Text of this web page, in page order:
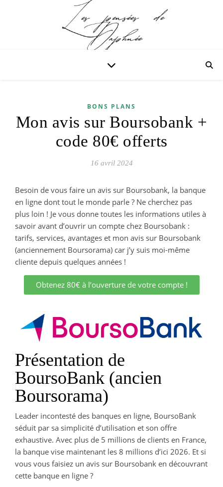
BONS PLANS
Mon avis sur Boursobank +
code 80€ offerts
16 avril 2024
Besoin de vous faire un avis sur Boursobank, la banque
en ligne dont tout le monde parle ? Ne cherchez pas
plus loin ! Je vous donne toutes les informations utiles à
savoir avant d’ouvrir un compte chez Boursobank :
tarifs, services, avantages et mon avis sur Boursobank
(anciennement Boursorama) car j’y suis moi-même
cliente depuis quelques années !
Obtenez 80€ à l’ouverture de votre compte !
Présentation de
BoursoBank (ancien
Boursorama)
Leader incontesté des banques en ligne, BoursoBank
séduit par sa simplicité d’utilisation et son offre
exhaustive. Avec plus de 5 millions de clients en France,
la banque vise maintenant les 8 millions d’ici 2026. Et si
vous vous faisiez un avis sur Boursobank en découvrant
cette banque en ligne ?